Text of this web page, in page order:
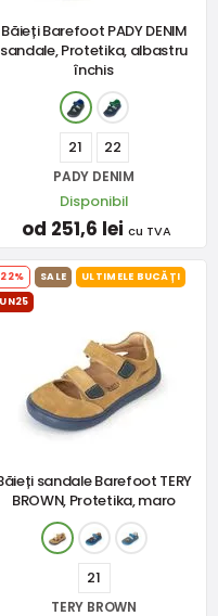
Băieți Barefoot PADY DENIM
sandale, Protetika, albastru
închis
21 22
PADY DENIM
Disponibil
od 251,6 lei cu TVA
SALE
ULTIMELE BUCĂȚI
sandale Barefoot TERY
BROWN, Protetika, maro
21
TERY BROWN